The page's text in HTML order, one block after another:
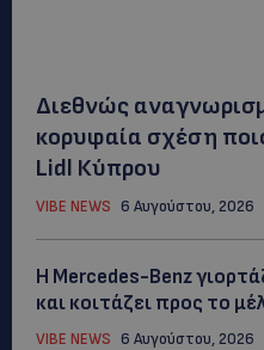
Διεθνώς
κορυφαία σχέση
Lidl Κύπρου
VIBE NEWS 6 Αυγούστου, 2026
Η Mercedes-Benz
και κοιτάζει προς το
VIBE NEWS 6 Αυγούστου, 2026